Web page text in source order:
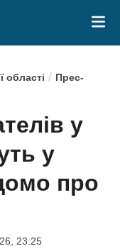
області / Прес-
у
у
про
23:25